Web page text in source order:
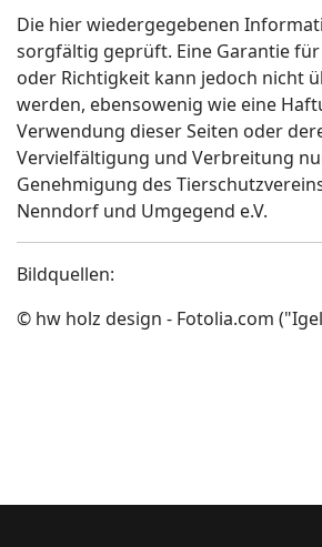
Die hier wiedergegebenen
sorgfältig geprüft. Eine Garantie
oder Richtigkeit kann jedoch nicht
werden, ebensowenig wie eine
Verwendung dieser Seiten oder
Vervielfältigung und Verbreitung
Genehmigung des
Nenndorf und Umgegend e.V.
Bildquellen:
© hw holz design - Fotolia.com